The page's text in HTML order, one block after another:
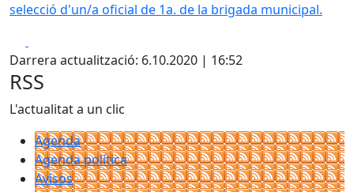
selecció d'un/a oficial de 1a. de la brigada municipal.
Darrera actualització: 6.10.2020 | 16:52
RSS
L'actualitat a un clic
Agenda
Agenda política
Avisos